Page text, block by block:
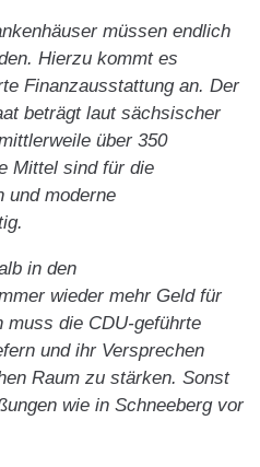
müssen endlich
Hierzu kommt es
Finanzausstattung an. Der
beträgt laut sächsischer
über 350
Mittel sind für die
und moderne
in den
wieder mehr Geld für
muss die CDU-geführte
und ihr Versprechen
Raum zu stärken. Sonst
wie in Schneeberg vor